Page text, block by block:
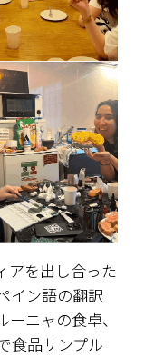
アを出し合った
イン語の翻訳
ニャの食卓、
食品サンプル